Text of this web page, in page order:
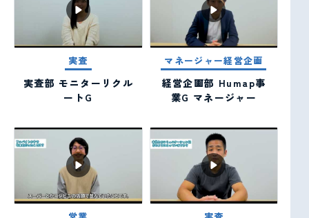
実査
実査部 モニターリクル
ートG
マネージャー経営企画
経営企画部 Humap事
業G マネージャー